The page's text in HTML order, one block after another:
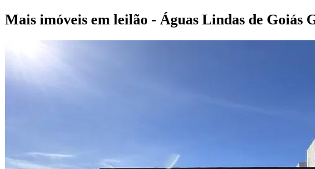
Mais imóveis em leilão - Águas Lindas de Goiás